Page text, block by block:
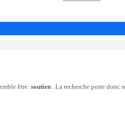
être: soutien . La recherche porte donc